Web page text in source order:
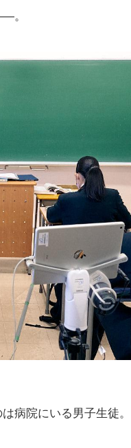
。
病院にいる男子生徒